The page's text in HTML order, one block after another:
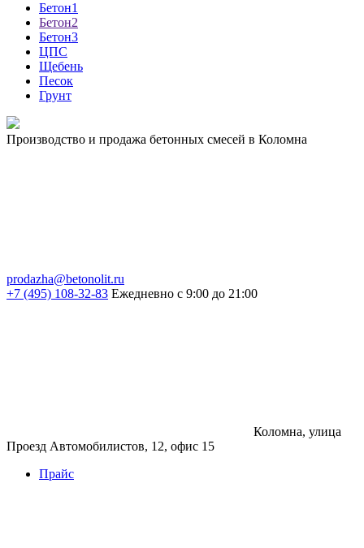
Бетон1
Бетон2
Бетон3
ЦПС
Щебень
Песок
Грунт
Производство и продажа бетонных смесей в Коломна
prodazha@betonolit.ru
+7 (495) 108-32-83 Ежедневно с 9:00 до 21:00
Коломна, улица
Проезд Автомобилистов, 12, офис 15
Прайс